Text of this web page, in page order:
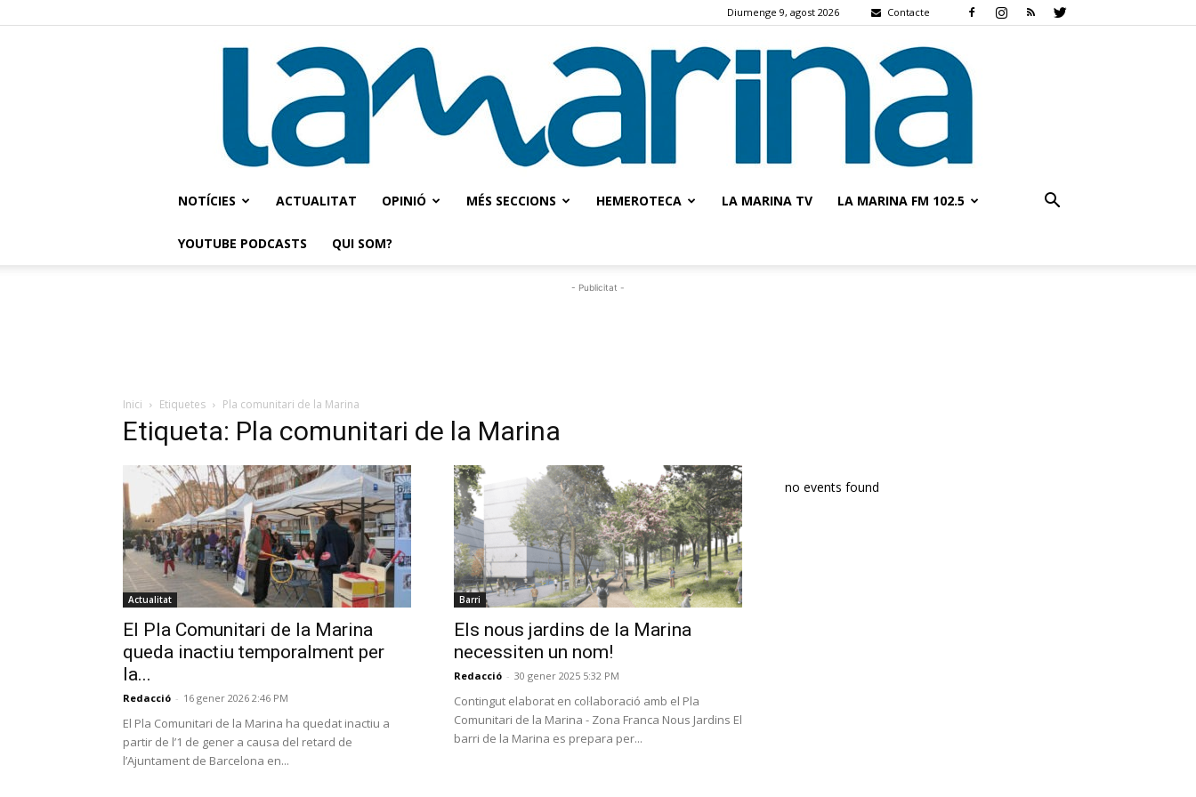
Diumenge 9, agost 2026 Contacte
NOTÍCIES ACTUALITAT OPINIÓ MÉS SECCIONS HEMEROTECA LA MARINA TV LA MARINA FM 102.5
YOUTUBE PODCASTS QUI SOM?
- Publicitat -
Inici Etiquetes Pla comunitari de la Marina
Etiqueta: Pla comunitari de la Marina
Actualitat
El Pla Comunitari de la Marina
queda inactiu temporalment per
la...
Redacció - 16 gener 2026 2:46 PM
El Pla Comunitari de la Marina ha quedat inactiu a
partir de l’1 de gener a causa del retard de
l’Ajuntament de Barcelona en...
Barri
Els nous jardins de la Marina
necessiten un nom!
Redacció - 30 gener 2025 5:32 PM
Contingut elaborat en col·laboració amb el Pla
Comunitari de la Marina - Zona Franca Nous Jardins El
barri de la Marina es prepara per...
no events found